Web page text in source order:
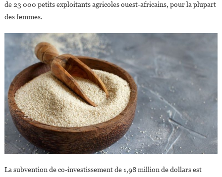
de 23 000 petits exploitants agricoles ouest-africains, pour la plupart
des femmes.
La subvention de co-investissement de 1,98 million de dollars est